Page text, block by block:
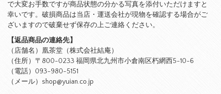
で大変お手数ですが商品状態の分かる写真を添付いただけますと
幸いです。破損商品は当店・運送会社が現物を確認する場合がご
ざいますので破棄せず保存の上ご連絡ください。
【返品商品の連絡先】
（店舗名）凰茶堂（株式会社結庵）
（住所）〒800-0233 福岡県北九州市小倉南区朽網西5-10-6
（電話）093-980-5151
（メール）shop@yuian.co.jp